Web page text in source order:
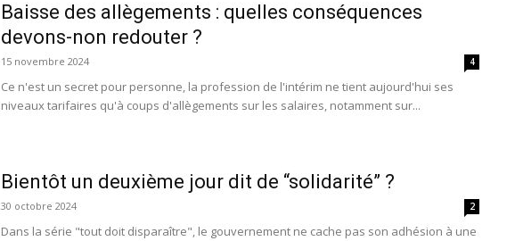
Baisse des allègements : quelles conséquences
devons-non redouter ?
15 novembre 2024 4
Ce n'est un secret pour personne, la profession de l'intérim ne tient aujourd'hui ses
niveaux tarifaires qu'à coups d'allègements sur les salaires, notamment sur...
Bientôt un deuxième jour dit de “solidarité” ?
30 octobre 2024 2
Dans la série "tout doit disparaître", le gouvernement ne cache pas son adhésion à une